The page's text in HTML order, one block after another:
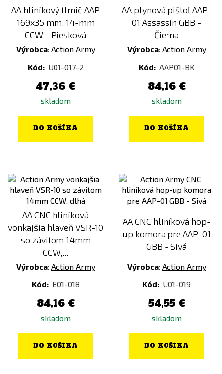
AA hliníkový tlmič AAP
169x35 mm, 14-mm
CCW - Piesková
Výrobca: Action Army
Kód: U01-017-2
47,36 €
skladom
DO KOŠÍKA
AA plynová pištoľ AAP-
01 Assassin GBB -
Čierna
Výrobca: Action Army
Kód: AAP01-BK
84,16 €
skladom
DO KOŠÍKA
AA CNC hliníková
vonkajšia hlaveň VSR-10
so závitom 14mm
CCW,...
Výrobca: Action Army
Kód: B01-018
84,16 €
skladom
DO KOŠÍKA
AA CNC hliníková hop-
up komora pre AAP-01
GBB - Sivá
Výrobca: Action Army
Kód: U01-019
54,55 €
skladom
DO KOŠÍKA